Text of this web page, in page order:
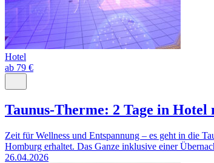
Hotel
ab 79 €
Taunus-Therme: 2 Tage in Hotel
Zeit für Wellness und Entspannung – es geht in die
Homburg erhaltet. Das Ganze inklusive einer
26.04.2026